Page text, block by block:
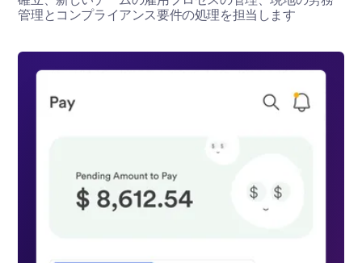
管理とコンプライアンス要件の処理を担当します